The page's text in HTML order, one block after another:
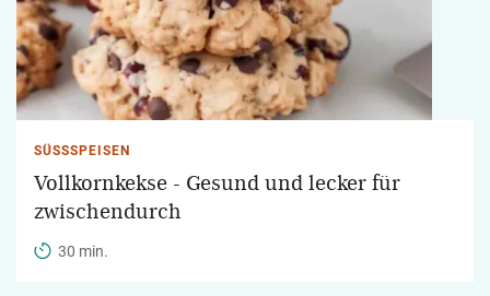
SÜSSSPEISEN
Vollkornkekse - Gesund und lecker für
zwischendurch
30 min.